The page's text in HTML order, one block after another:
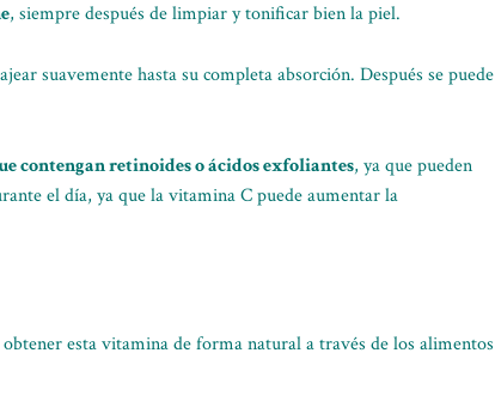
, siempre después de limpiar y tonificar bien la piel.
suavemente hasta su completa absorción. Después se puede
contengan retinoides o ácidos exfoliantes, ya que pueden
el día, ya que la vitamina C puede aumentar la
esta vitamina de forma natural a través de los alimentos